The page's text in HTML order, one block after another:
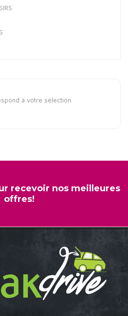
à votre sélection.
recevoir nos meilleures
offres!